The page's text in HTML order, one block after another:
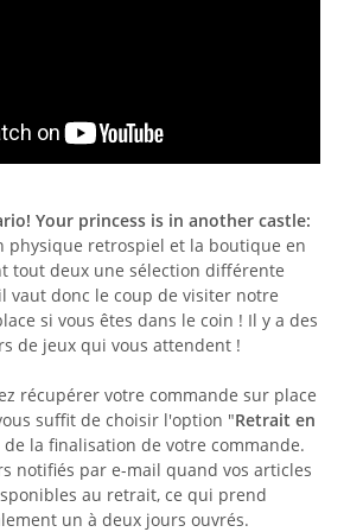
Your princess is in another castle:
physique retrospiel et la boutique en
tout deux une sélection différente
vaut donc le coup de visiter notre
si vous êtes dans le coin ! Il y a des
de jeux qui vous attendent !
récupérer votre commande sur place
suffit de choisir l'option "Retrait en
de la finalisation de votre commande.
notifiés par e-mail quand vos articles
au retrait, ce qui prend
un à deux jours ouvrés.